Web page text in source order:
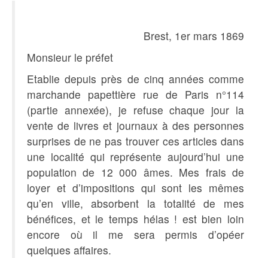
Brest, 1er mars 1869
Monsieur le préfet
Etablie depuis près de cinq années comme
marchande papettière rue de Paris n°114
(partie annexée), je refuse chaque jour la
vente de livres et journaux à des personnes
surprises de ne pas trouver ces articles dans
une localité qui représente aujourd’hui une
population de 12 000 âmes. Mes frais de
loyer et d’impositions qui sont les mêmes
qu’en ville, absorbent la totalité de mes
bénéfices, et le temps hélas ! est bien loin
encore où il me sera permis d’opéer
quelques affaires.